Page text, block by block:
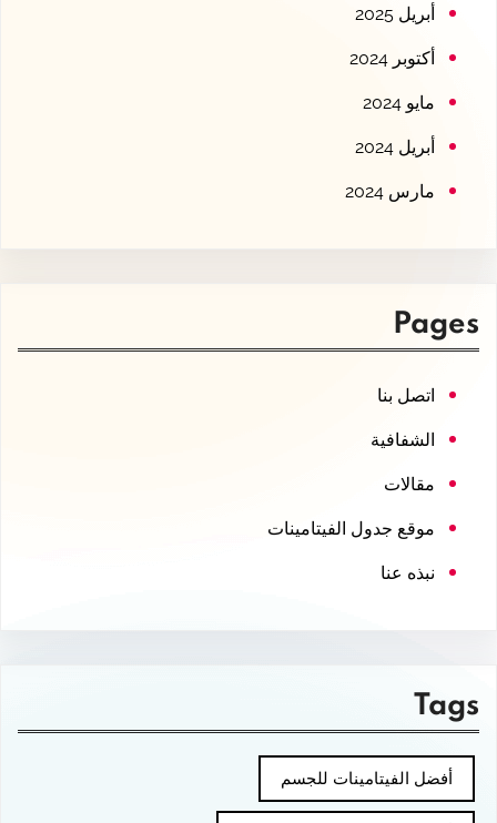
أبريل 2025
أكتوبر 2024
مايو 2024
أبريل 2024
مارس 2024
Pages
اتصل بنا
الشفافية
مقالات
موقع جدول الفيتامينات
نبذه عنا
Tags
أفضل الفيتامينات للجسم